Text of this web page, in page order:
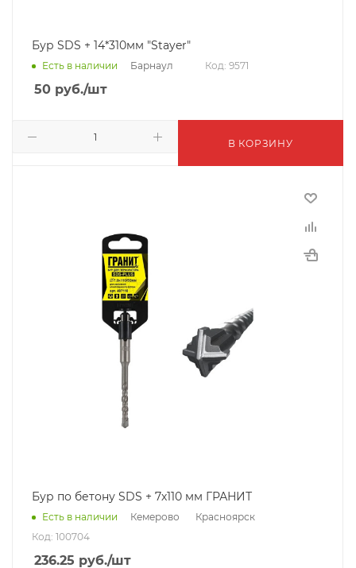
Бур SDS + 14*310мм "Stayer"
Есть в наличии Барнаул Код: 9571
50 руб./шт
В КОРЗИНУ
Бур по бетону SDS + 7х110 мм ГРАНИТ
Есть в наличии Кемерово
Красноярск
Код: 100704
236.25 руб./шт